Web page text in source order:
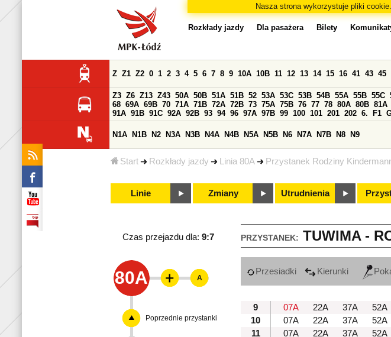
Nasza strona wykorzystuje pliki
Start Rozkłady jazdy Linia 80A Przystanek Rodziny
Rozkłady jazdy Dla pasażera Bilety
Z Z1 Z2 0 1 2 3 4 5 6 7 8 9 10A 10B 11 12 13 14 15 16 41 43 45
Z3 Z6 Z13 Z43 50A 50B 51A 51B 52 53A 53C 53B 54B 55A 55B 55C
68 69A 69B 70 71A 71B 72A 72B 73 75A 75B 76 77 78 80A 80B 81A
91A 91B 91C 92A 92B 93 94 96 97A 97B 99 100 101 201 202 6. F1
N1A N1B N2 N3A N3B N4A N4B N5A N5B N6 N7A N7B N8 N9
Linie Zmiany Utrudnienia
PRZYSTANEK: TUWIMA -
Czas przejazdu dla: 9:7
80A Przesiadki Kierunki
9
07A 22A 37A
52A
10
07A 22A 37A
52A
11
07A 22A 37A
52A
A
Poprzednie przystanki